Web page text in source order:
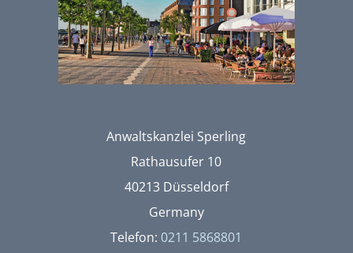
Anwaltskanzlei Sperling
Rathausufer 10
40213 Düsseldorf
Germany
Telefon: 0211 5868801